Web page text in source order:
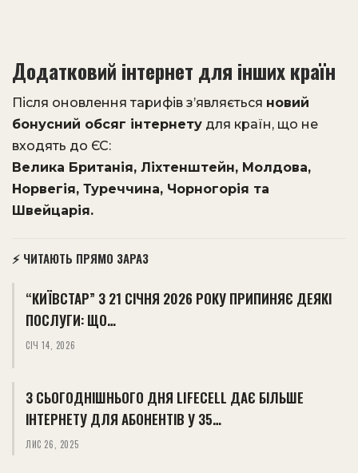
Додатковий інтернет для інших країн
Після оновлення тарифів з’являється новий
бонусний обсяг інтернету для країн, що не
входять до ЄС:
Велика Британія, Ліхтенштейн, Молдова,
Норвегія, Туреччина, Чорногорія та
Швейцарія.
⚡ ЧИТАЮТЬ ПРЯМО ЗАРАЗ
“КИЇВСТАР” З 21 СІЧНЯ 2026 РОКУ ПРИПИНЯЄ ДЕЯКІ
ПОСЛУГИ: ЩО…
СІЧ 14, 2026
З СЬОГОДНІШНЬОГО ДНЯ LIFECELL ДАЄ БІЛЬШЕ
ІНТЕРНЕТУ ДЛЯ АБОНЕНТІВ У 35…
ЛИС 26, 2025